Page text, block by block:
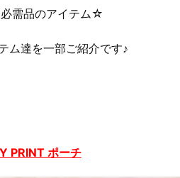
需品のアイテム☆
ム達を一部ご紹介です♪
PRINT ポーチ